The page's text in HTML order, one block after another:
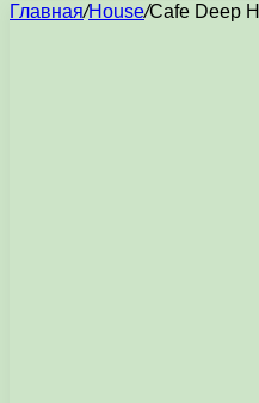
Главная/House/Cafe Deep